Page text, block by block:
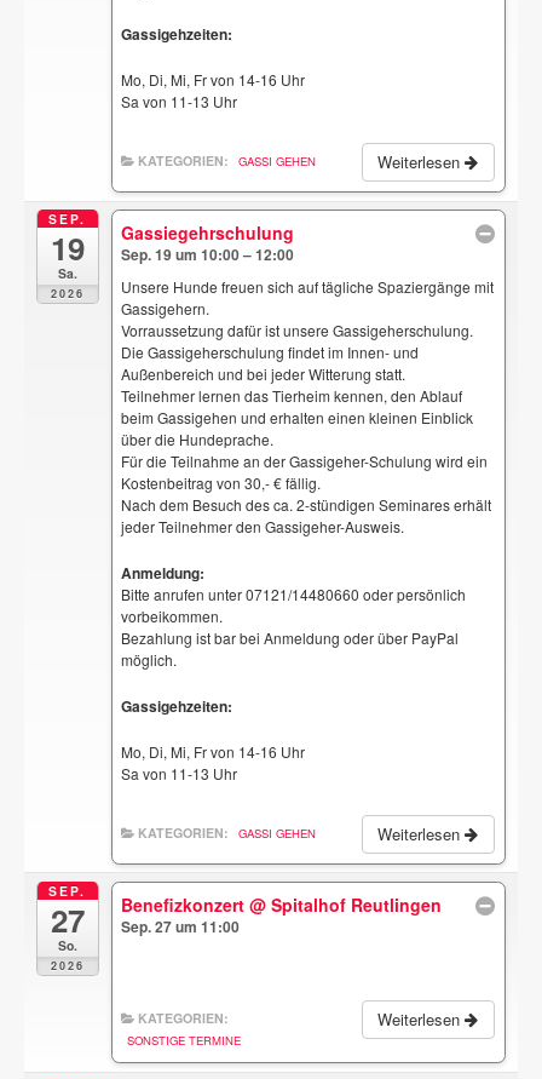
Gassigehzeiten:
Mo, Di, Mi, Fr von 14-16 Uhr
Sa von 11-13 Uhr
Weiterlesen
KATEGORIEN: GASSI GEHEN
SEP.
19
Sa.
2026
Gassiegehrschulung
Sep. 19 um 10:00 – 12:00
Unsere Hunde freuen sich auf tägliche Spaziergänge mit
Gassigehern.
Vorraussetzung dafür ist unsere Gassigeherschulung.
Die Gassigeherschulung findet im Innen- und
Außenbereich und bei jeder Witterung statt.
Teilnehmer lernen das Tierheim kennen, den Ablauf
beim Gassigehen und erhalten einen kleinen Einblick
über die Hundeprache.
Für die Teilnahme an der Gassigeher-Schulung wird ein
Kostenbeitrag von 30,- € fällig.
Nach dem Besuch des ca. 2-stündigen Seminares erhält
jeder Teilnehmer den Gassigeher-Ausweis.
Anmeldung:
Bitte anrufen unter 07121/14480660 oder persönlich
vorbeikommen.
Bezahlung ist bar bei Anmeldung oder über PayPal
möglich.
Gassigehzeiten:
Mo, Di, Mi, Fr von 14-16 Uhr
Sa von 11-13 Uhr
Weiterlesen
KATEGORIEN: GASSI GEHEN
SEP.
27
So.
2026
Benefizkonzert@ Spitalhof Reutlingen
Sep. 27 um 11:00
Weiterlesen
KATEGORIEN:
SONSTIGE TERMINE